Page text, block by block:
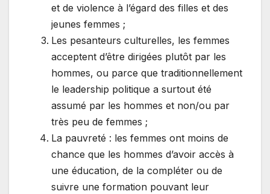
et de violence à l’égard des filles et des
jeunes femmes ;
Les pesanteurs culturelles, les femmes
acceptent d’être dirigées plutôt par les
hommes, ou parce que traditionnellement
le leadership politique a surtout été
assumé par les hommes et non/ou par
très peu de femmes ;
La pauvreté : les femmes ont moins de
chance que les hommes d’avoir accès à
une éducation, de la compléter ou de
suivre une formation pouvant leur